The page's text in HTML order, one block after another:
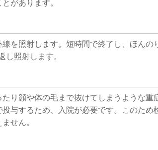
があります。
を照射します。短時間で終了し、ほんの
し照射します。
り顔や体の毛まで抜けてしまうような重
与するため、入院が必要です。このため
せん。